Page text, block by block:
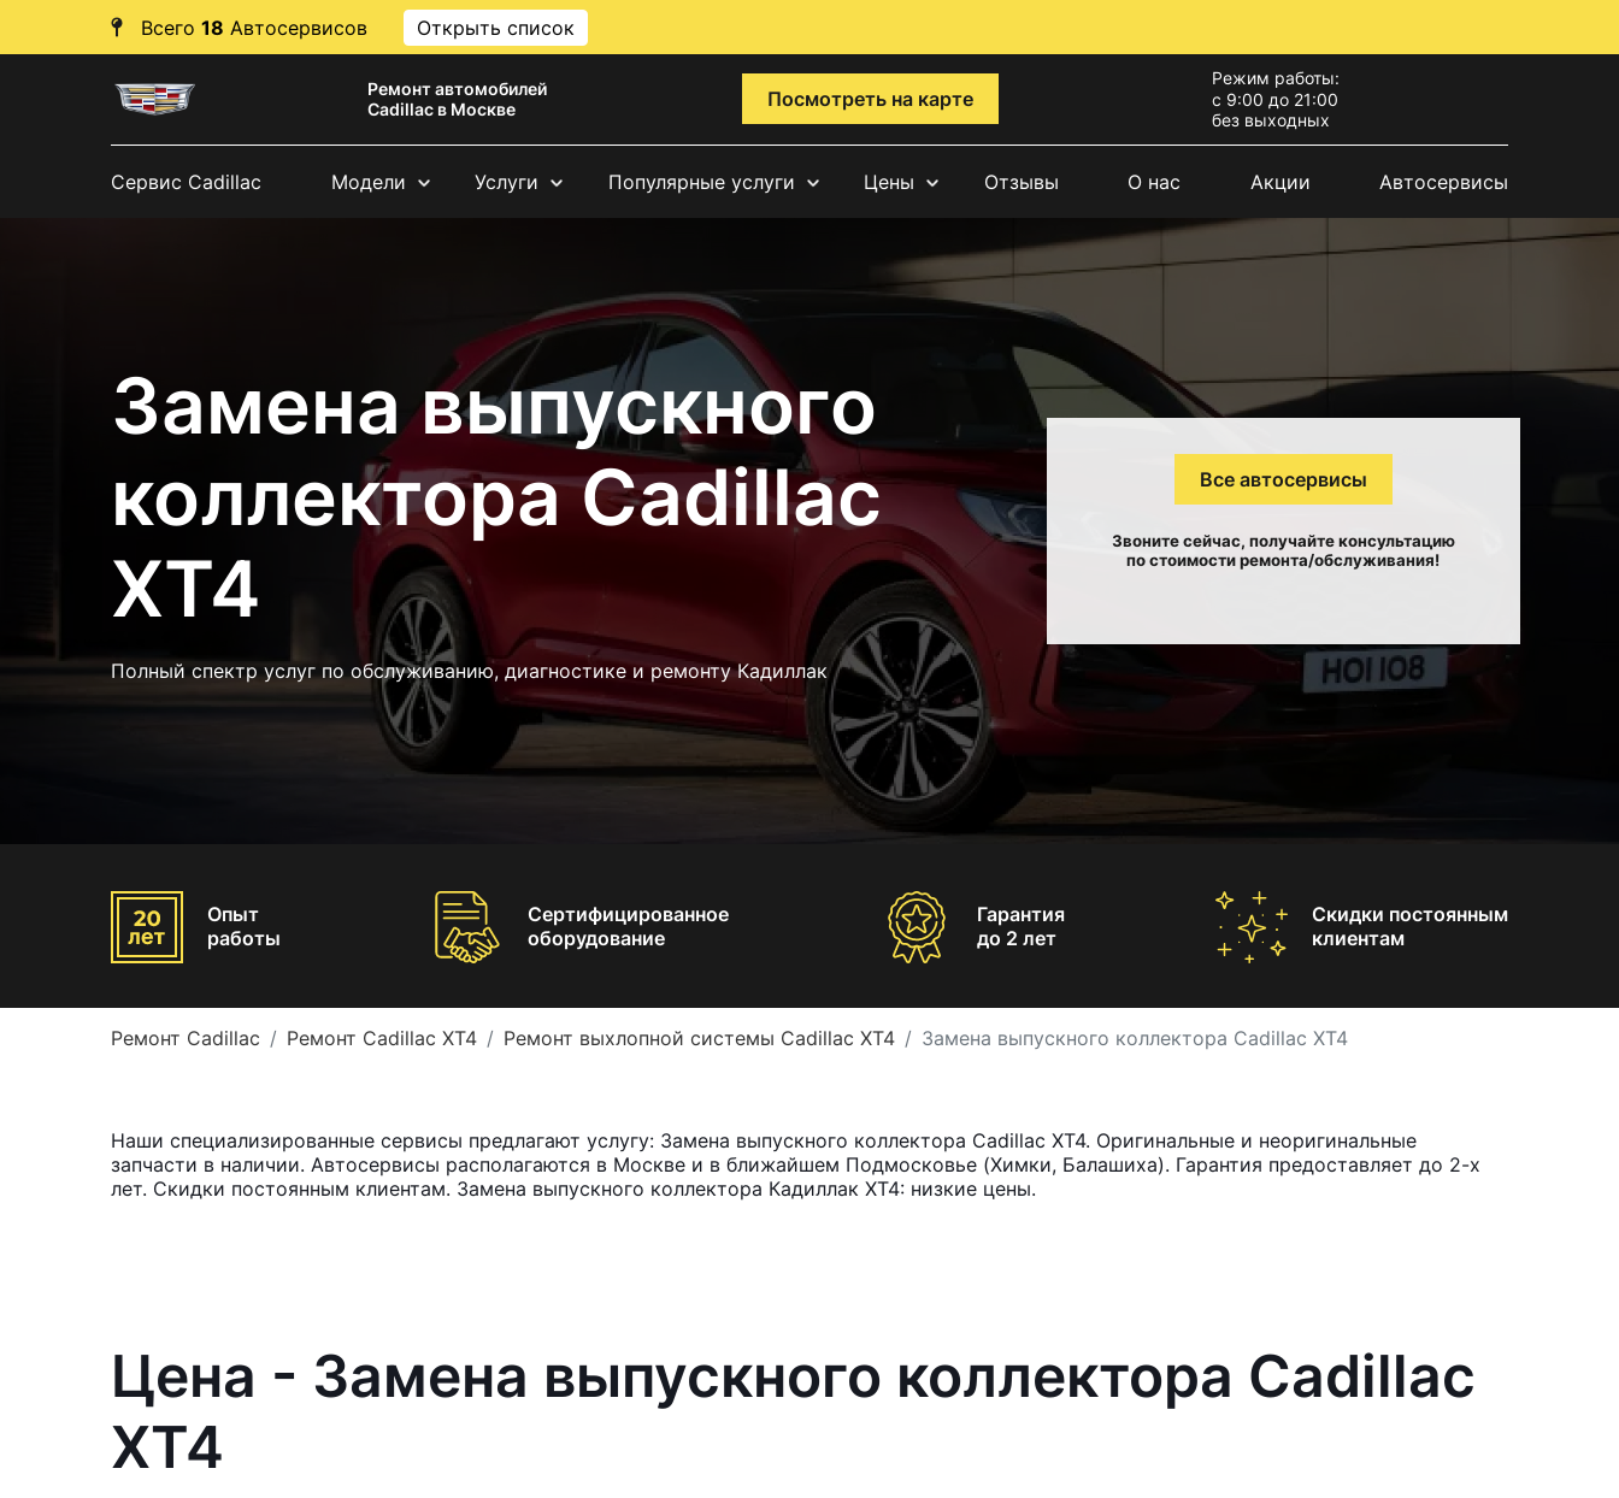
Всего 18 Автосервисов Открыть список
Ремонт автомобилей
Cadillac в Москве
Посмотреть на карте
Режим работы:
с 9:00 до 21:00
без выходных
Сервис Cadillac Модели Услуги Популярные услуги Цены Отзывы О нас Акции Автосервисы
Замена выпускного
коллектора Cadillac
XT4
Полный спектр услуг по обслуживанию, диагностике и ремонту Кадиллак
Все автосервисы
Звоните сейчас, получайте консультацию
по стоимости ремонта/обслуживания!
Опыт
работы
Сертифицированное
оборудование
Гарантия
до 2 лет
Скидки постоянным
клиентам
Ремонт Cadillac Ремонт Cadillac XT4 Ремонт выхлопной системы Cadillac XT4 Замена выпускного коллектора Cadillac XT4
Наши специализированные сервисы предлагают услугу: Замена выпускного коллектора Cadillac XT4. Оригинальные и неоригинальные
запчасти в наличии. Автосервисы располагаются в Москве и в ближайшем Подмосковье (Химки, Балашиха). Гарантия предоставляет до 2-х
лет. Скидки постоянным клиентам. Замена выпускного коллектора Кадиллак ХТ4: низкие цены.
Цена - Замена выпускного коллектора Cadillac
XT4